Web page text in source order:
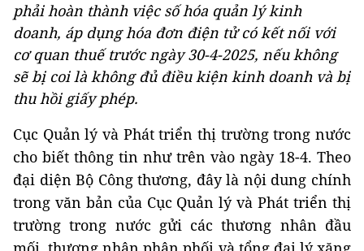
phải hoàn thành việc số hóa quản lý kinh
doanh, áp dụng hóa đơn điện tử có kết nối với
cơ quan thuế trước ngày 30-4-2025, nếu không
sẽ bị coi là không đủ điều kiện kinh doanh và bị
thu hồi giấy phép.
Cục Quản lý và Phát triển thị trường trong nước
cho biết thông tin như trên vào ngày 18-4. Theo
đại diện Bộ Công thương, đây là nội dung chính
trong văn bản của Cục Quản lý và Phát triển thị
trường trong nước gửi các thương nhân đầu